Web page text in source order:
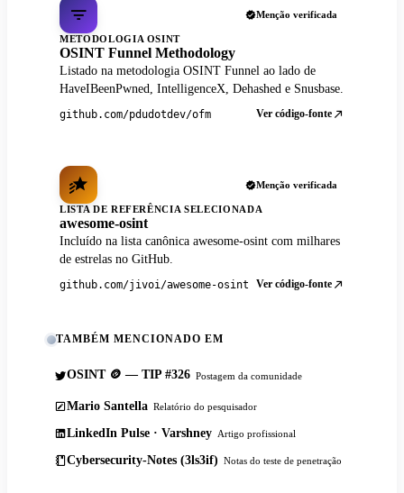
Menção verificada
METODOLOGIA OSINT
OSINT Funnel Methodology
Listado na metodologia OSINT Funnel ao lado de
HaveIBeenPwned, IntelligenceX, Dehashed e Snusbase.
github.com/pdudotdev/ofm Ver código-fonte
Menção verificada
LISTA DE REFERÊNCIA SELECIONADA
awesome-osint
Incluído na lista canônica awesome-osint com milhares
de estrelas no GitHub.
github.com/jivoi/awesome-osint Ver código-fonte
TAMBÉM MENCIONADO EM
OSINT 🪙 — TIP #326 Postagem da comunidade
Mario Santella Relatório do pesquisador
LinkedIn Pulse · Varshney Artigo profissional
Cybersecurity-Notes (3ls3if) Notas do teste de penetração